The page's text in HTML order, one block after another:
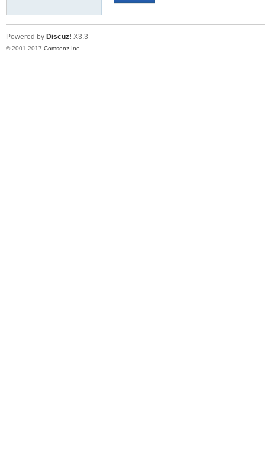
Powered by Discuz! X3.3
© 2001-2017 Comsenz Inc.